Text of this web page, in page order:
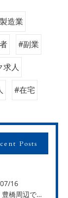
造業
#副業
求人
#在宅
Posts
16
【内職】豊橋周辺で内職のお仕事を探している方募集中！【お仕事の内容】